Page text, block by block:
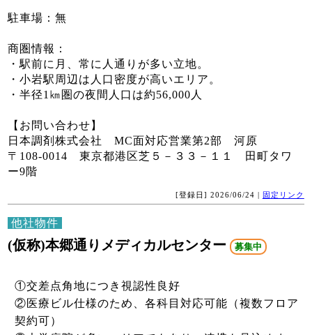
駐車場：無
商圏情報：
・駅前に月、常に人通りが多い立地。
・小岩駅周辺は人口密度が高いエリア。
・半径1㎞圏の夜間人口は約56,000人
【お問い合わせ】
日本調剤株式会社 MC面対応営業第2部 河原
〒108-0014 東京都港区芝５－３３－１１ 田町タワ
ー9階
[登録日] 2026/06/24 | 固定リンク
他社物件
(仮称)本郷通りメディカルセンター 募集中
①交差点角地につき視認性良好
②医療ビル仕様のため、各科目対応可能（複数フロア
契約可）